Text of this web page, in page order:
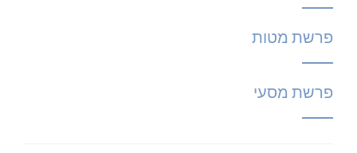
פרשת מטות
פרשת מסעי